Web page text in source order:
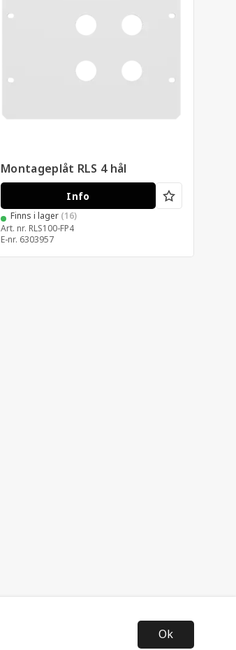
Montageplåt RLS 4 hål
Info
Finns i lager (16)
Art. nr. RLS100-FP4
E-nr. 6303957
Ok